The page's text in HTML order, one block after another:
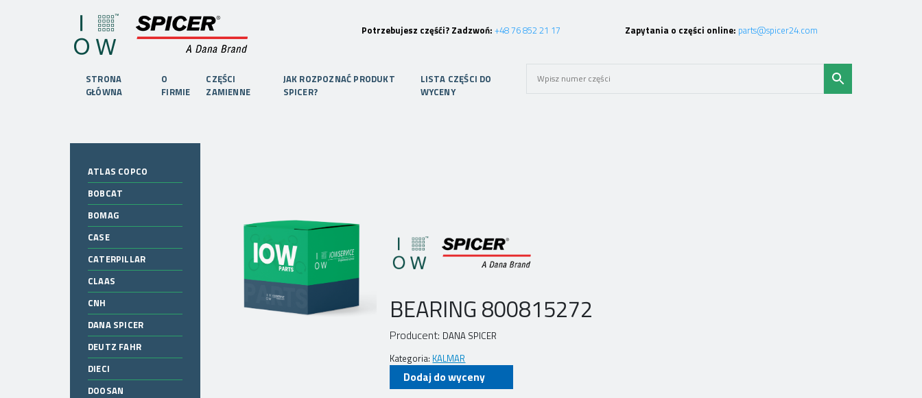
Potrzebujesz częśći? Zadzwoń: +48 76 852 21 17 Zapytania o części online: parts@spicer24.com
STRONA
GŁÓWNA
O
FIRMIE
CZĘŚCI
ZAMIENNE
JAK ROZPOZNAĆ PRODUKT
SPICER?
LISTA CZĘŚCI DO
WYCENY
ATLAS COPCO
BOBCAT
BOMAG
CASE
CATERPILLAR
CLAAS
CNH
DANA SPICER
DEUTZ FAHR
DIECI
DOOSAN
BEARING 800815272
Producent: DANA SPICER
Kategoria: KALMAR
Dodaj do wyceny